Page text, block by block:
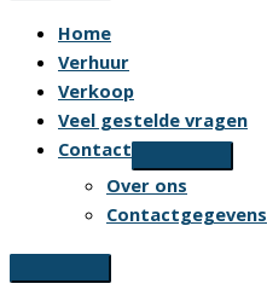
Home
Verhuur
Verkoop
Veel gestelde vragen
Contact
Over ons
Contactgegevens